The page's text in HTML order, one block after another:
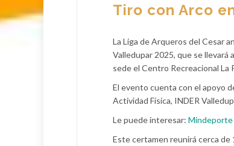
Tiro con Arco
La Liga de Arqueros del Cesar
Valledupar 2025, que se llevará
sede el Centro Recreacional La
El evento cuenta con el apoyo
Actividad Física, INDER
Le puede interesar: Mindeporte
Este certamen reunirá cerca